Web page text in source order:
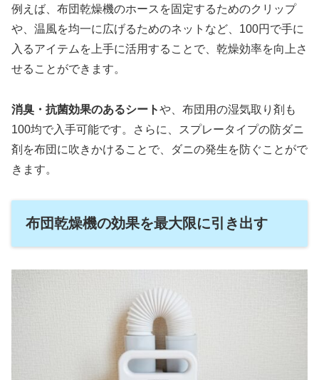
例えば、布団乾燥機のホースを固定するためのクリップ
や、温風を均一に広げるためのネットなど、100円で手に
入るアイテムを上手に活用することで、乾燥効率を向上さ
せることができます。
消臭・抗菌効果のあるシートや、布団用の湿気取り剤も
100均で入手可能です。さらに、スプレータイプの防ダニ
剤を布団に吹きかけることで、ダニの発生を防ぐことがで
きます。
布団乾燥機の効果を最大限に引き出す